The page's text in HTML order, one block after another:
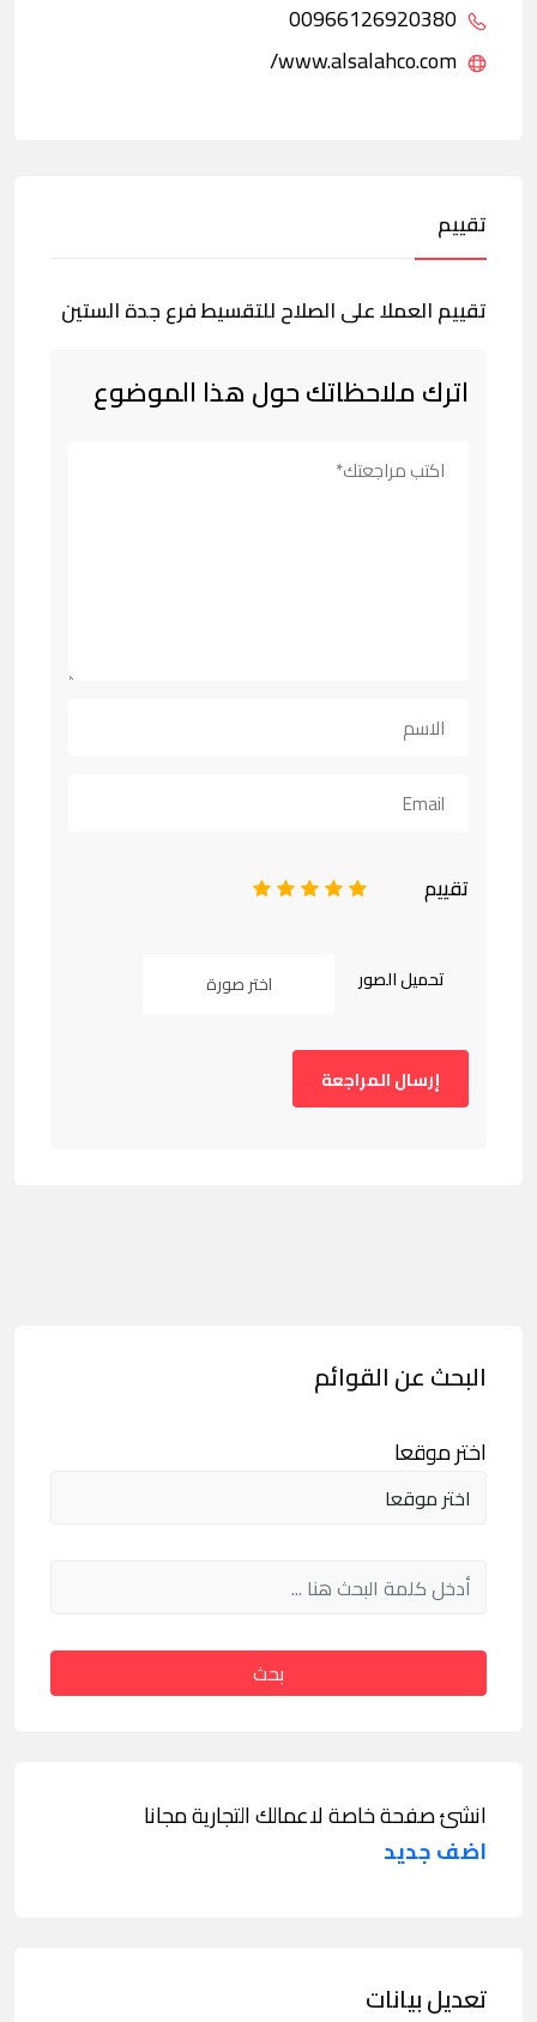
تقييم
تقييم العملا على الصلاح للتقسيط فرع جدة الستين
اترك ملاحظاتك حول هذا الموضوع
تقييم 5
4
3
2
تحميل الصور اختر صورة
البحث عن القوائم
اختر موقعا
بحث
انشئ صفحة خاصة لاعمالك التجارية مجانا
اضف جديد
تعديل بيانات